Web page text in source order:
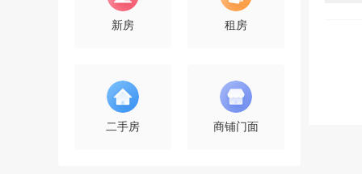
新房 租房
二手房 商铺门面